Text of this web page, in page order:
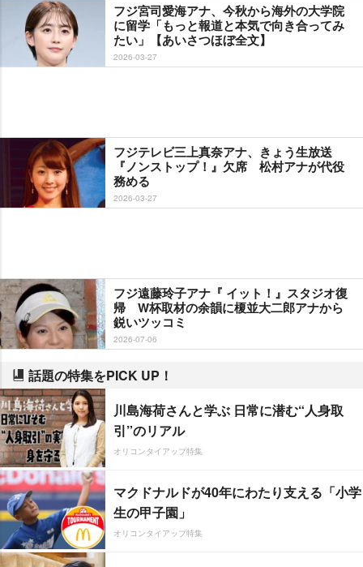
フジ宮司愛海アナ、今秋から海外の大学院
に留学「もっと報道と本気で向き合ってみ
たい」【あいさつほぼ全文】
2026-03-27
フジテレビ三上真奈アナ、きょう生放送
『ノンストップ！』欠席 松村アナが代役
務める
2026-03-27
フジ遠藤玲子アナ『 イット！』スタジオ復
帰 W杯取材の余韻に榎並大二郎アナから
鋭いツッコミ
2026-07-06
話題の特集をPICK UP！
川島海荷さんと学ぶ 日常に潜む“人身取
引”のリアル
オリコンタイアップ特集
マクドナルドが40年にわたり支える「小学
生の甲子園」
オリコンタイアップ特集